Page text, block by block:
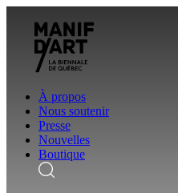
À propos
Nous soutenir
Presse
Nouvelles
Boutique